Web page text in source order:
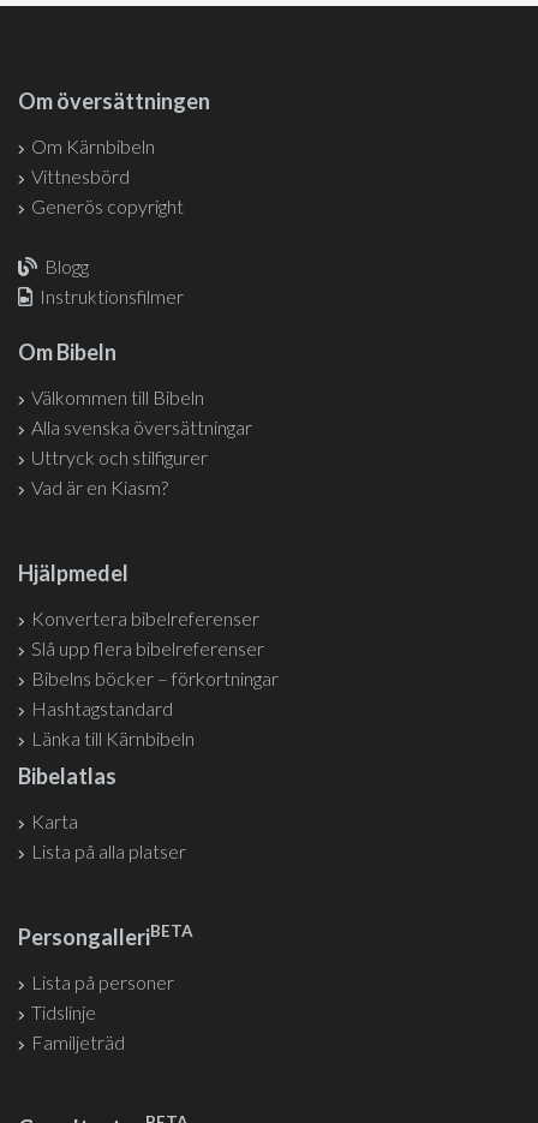
Om översättningen
Om Kärnbibeln
Vittnesbörd
Generös copyright
Blogg
Instruktionsfilmer
Om Bibeln
Välkommen till Bibeln
Alla svenska översättningar
Uttryck och stilfigurer
Vad är en Kiasm?
Hjälpmedel
Konvertera bibelreferenser
Slå upp flera bibelreferenser
Bibelns böcker – förkortningar
Hashtagstandard
Länka till Kärnbibeln
Bibelatlas
Karta
Lista på alla platser
PersongalleriBETA
Lista på personer
Tidslinje
Familjeträd